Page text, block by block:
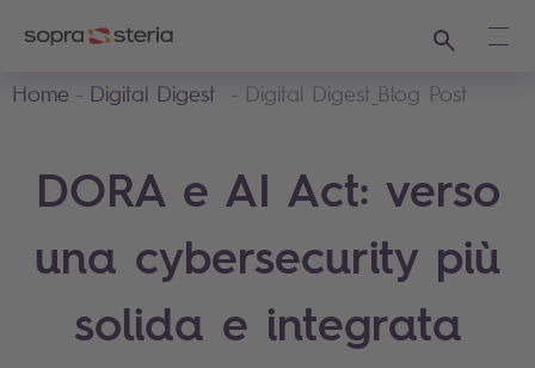
Ricerca
Home
Digital Digest Digital Digest_Blog Post
DORA e AI Act: verso
una cybersecurity più
solida e integrata